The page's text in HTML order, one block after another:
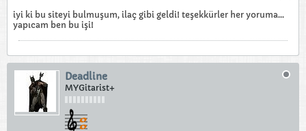
iyi ki bu siteyi bulmuşum, ilaç gibi geldi! teşekkürler her yoruma...
yapıcam ben bu işi!
Deadline
MYGitarist+